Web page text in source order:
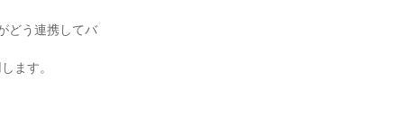
どう連携してバ
ます。